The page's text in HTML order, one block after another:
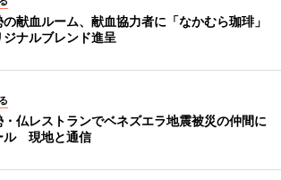
の献血ルーム、献血協力者に「なかむら珈琲」
ジナルブレンド進呈
・仏レストランでベネズエラ地震被災の仲間に
ル 現地と通信